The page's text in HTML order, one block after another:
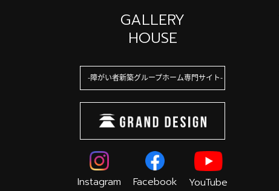
GALLERY
HOUSE
障がい者新築グループホーム専門サイト
Instagram Facebook YouTube